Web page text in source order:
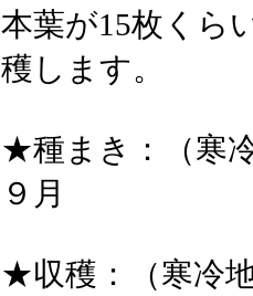
本葉が15枚くら
穫します。
★種まき：（寒
９月
★収穫：（寒冷